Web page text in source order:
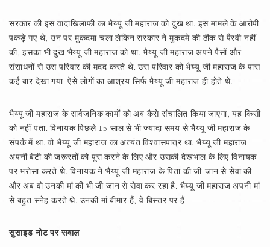
सरकार की इस वादाखिलाफी का भैय्यू जी महाराज को दुख था. इस मामले के आरोपी
पकड़े गए थे, उन पर मुकदमा चला लेकिन सरकार ने मुकदमे की ठीक से पैरवी नहीं
की, इसका भी दुख भैय्यू जी महाराज को था. भैय्यू जी महाराज अपने पैसों और
संसाधनों से उस परिवार की मदद करते थे. उस परिवार को भैय्यू जी महाराज के पास
कई बार देखा गया. ऐसे लोगों का आश्रय सिर्फ भैय्यू जी महाराज ही होते थे.
भैय्यू जी महाराज के सार्वजनिक कामों को अब कैसे संचालित किया जाएगा, यह किसी
को नहीं पता. विनायक पिछले 15 साल से भी ज्यादा समय से भैय्यू जी महाराज के
संपर्क में था. वो भैय्यू जी महाराज का अत्यंत विश्वासपात्र था. भैय्यू जी महाराज
अपनी बेटी की जरूरतों को पूरा करने के लिए और उसकी देखभाल के लिए विनायक
पर भरोसा करते थे. विनायक ने भैय्यू जी महाराज के पिता की जी-जान से सेवा की
और अब वो उनकी मां की भी जी जान से सेवा कर रहा है. भैय्यू जी महाराज अपनी मां
से बहुत स्नेह करते थे. उनकी मां बीमार हैं, वे बिस्तर पर हैं.
सुसाइड नोट पर सवाल